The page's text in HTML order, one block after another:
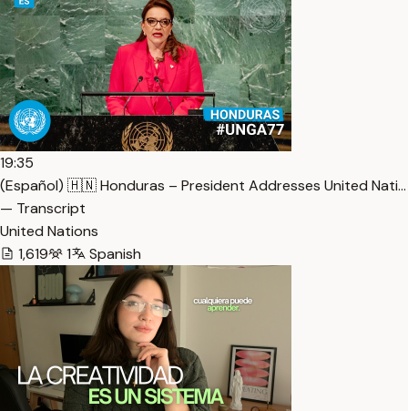
19:35
(Español) 🇭🇳 Honduras – President Addresses United Nati…
— Transcript
United Nations
1,619
1 Spanish